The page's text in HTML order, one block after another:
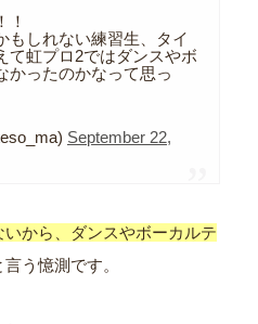
！
もしれない練習生、タイ
て虹プロ2ではダンスやボ
かったのかなって思っ
September 22,
いから、ダンスやボーカルテ
言う憶測です。